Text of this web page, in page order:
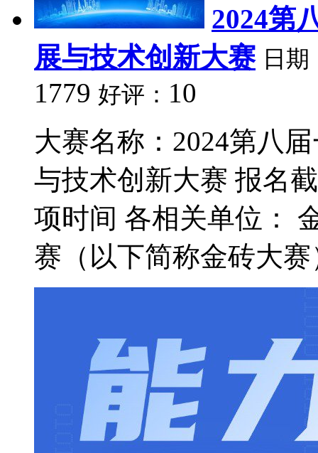
2024第
展与技术创新大赛 日期
1779 好评： 10
大赛名称：2024第八
与技术创新大赛 报名
项时间 各相关单位：
赛（以下简称金砖大赛